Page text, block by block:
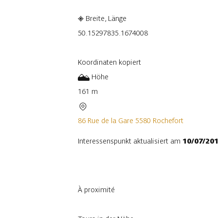
Breite, Länge
50.15297835.1674008
Koordinaten kopiert
Höhe
161 m
86 Rue de la Gare 5580 Rochefort
Interessenspunkt aktualisiert am 10/07/
À proximité